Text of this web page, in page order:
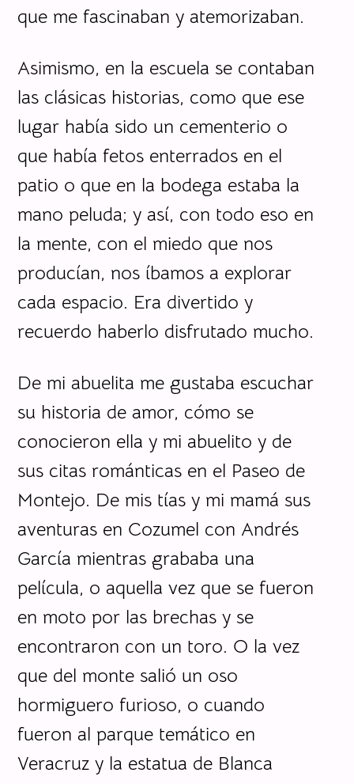
que me fascinaban y atemorizaban.
Asimismo, en la escuela se contaban
las clásicas historias, como que ese
lugar había sido un cementerio o
que había fetos enterrados en el
patio o que en la bodega estaba la
mano peluda; y así, con todo eso en
la mente, con el miedo que nos
producían, nos íbamos a explorar
cada espacio. Era divertido y
recuerdo haberlo disfrutado mucho.
De mi abuelita me gustaba escuchar
su historia de amor, cómo se
conocieron ella y mi abuelito y de
sus citas románticas en el Paseo de
Montejo. De mis tías y mi mamá sus
aventuras en Cozumel con Andrés
García mientras grababa una
película, o aquella vez que se fueron
en moto por las brechas y se
encontraron con un toro. O la vez
que del monte salió un oso
hormiguero furioso, o cuando
fueron al parque temático en
Veracruz y la estatua de Blanca